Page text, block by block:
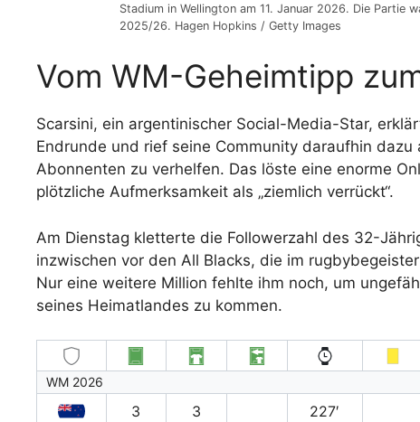
Stadium in Wellington am 11. Januar 2026. Die Partie
2025/26. Hagen Hopkins / Getty Images
Vom WM-Geheimtipp
Scarsini, ein argentinischer Social-Media-Star,
Endrunde und rief seine Community daraufhin
Abonnenten zu verhelfen. Das löste eine enorme
plötzliche Aufmerksamkeit als „ziemlich verrückt“.
Am Dienstag kletterte die Followerzahl des 32-
inzwischen vor den All Blacks, die im
Nur eine weitere Million fehlte ihm noch, um
seines Heimatlandes zu kommen.
WM 2026
3 3 227′